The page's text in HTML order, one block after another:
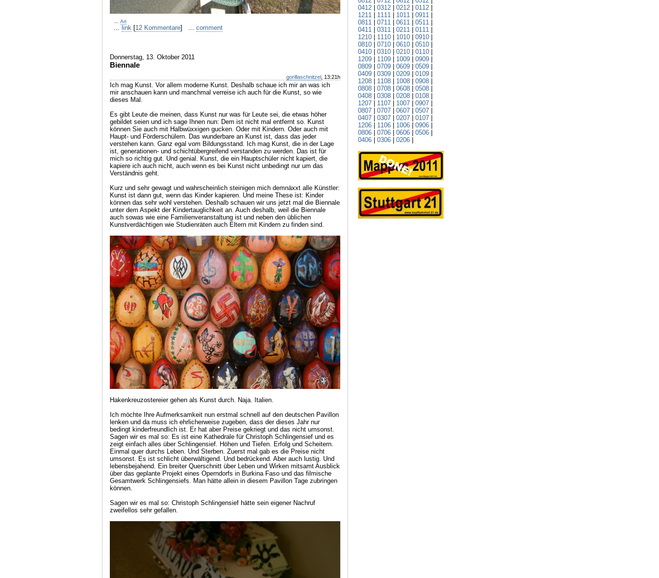
Art
... link [12 Kommentare] ... comment
Donnerstag, 13. Oktober 2011
Biennale
gorillaschnitzel , 13:21h
Ich mag Kunst. Vor allem moderne Kunst. Deshalb schaue ich mir an was ich
mir anschauen kann und manchmal verreise ich auch für die Kunst, so wie
dieses Mal.
Es gibt Leute die meinen, dass Kunst nur was für Leute sei, die etwas höher
gebildet seien und ich sage Ihnen nun: Dem ist nicht mal entfernt so. Kunst
können Sie auch mit Halbwüxxigen gucken. Oder mit Kindern. Oder auch mit
Haupt- und Förderschülern. Das wunderbare an Kunst ist, dass das jeder
verstehen kann. Ganz egal vom Bildungsstand. Ich mag Kunst, die in der Lage
ist, generationen- und schichtübergreifend verstanden zu werden. Das ist für
mich so richtig gut. Und genial. Kunst, die ein Hauptschüler nicht kapiert, die
kapiere ich auch nicht, auch wenn es bei Kunst nicht unbedingt nur um das
Verständnis geht.
Kurz und sehr gewagt und wahrscheinlich steinigen mich demnäxxt alle Künstler:
Kunst ist dann gut, wenn das Kinder kapieren. Und meine These ist: Kinder
können das sehr wohl verstehen. Deshalb schauen wir uns jetzt mal die Biennale
unter dem Aspekt der Kindertauglichkeit an. Auch deshalb, weil die Biennale
auch sowas wie eine Familienveranstaltung ist und neben den üblichen
Kunstverdächtigen wie Studienräten auch Eltern mit Kindern zu finden sind.
Hakenkreuzostereier gehen als Kunst durch. Naja. Italien.
Ich möchte Ihre Aufmerksamkeit nun erstmal schnell auf den deutschen Pavillon
lenken und da muss ich ehrlicherweise zugeben, dass der dieses Jahr nur
bedingt kinderfreundlich ist. Er hat aber Preise gekriegt und das nicht umsonst.
Sagen wir es mal so: Es ist eine Kathedrale für Christoph Schlingensief und es
zeigt einfach alles über Schlingensief. Höhen und Tiefen. Erfolg und Scheitern.
Einmal quer durchs Leben. Und Sterben. Zuerst mal gab es die Preise nicht
umsonst. Es ist schlicht überwältigend. Und bedrückend. Aber auch lustig. Und
lebensbejahend. Ein breiter Querschnitt über Leben und Wirken mitsamt Ausblick
über das geplante Projekt eines Operndorfs in Burkina Faso und das filmische
Gesamtwerk Schlingensiefs. Man hätte allein in diesem Pavillon Tage zubringen
können.
Sagen wir es mal so: Christoph Schlingensief hätte sein eigener Nachruf
zweifellos sehr gefallen.
0412
0312 0212 0112
1211
1111 1011 0911
0811
0711 0611 0511
0411
0311 0211 0111
1210
1110 1010 0910
0810
0710 0610 0510
0410
0310 0210 0110
1209
1109 1009 0909
0809
0709 0609 0509
0409
0309 0209 0109
1208
1108 1008 0908
0808
0708 0608 0508
0408
0308 0208 0108
1207
1107 1007 0907
0807
0707 0607 0507
0407
0307 0207 0107
1206
1106 1006 0906
0806
0706 0606 0506
0406
0306 0206